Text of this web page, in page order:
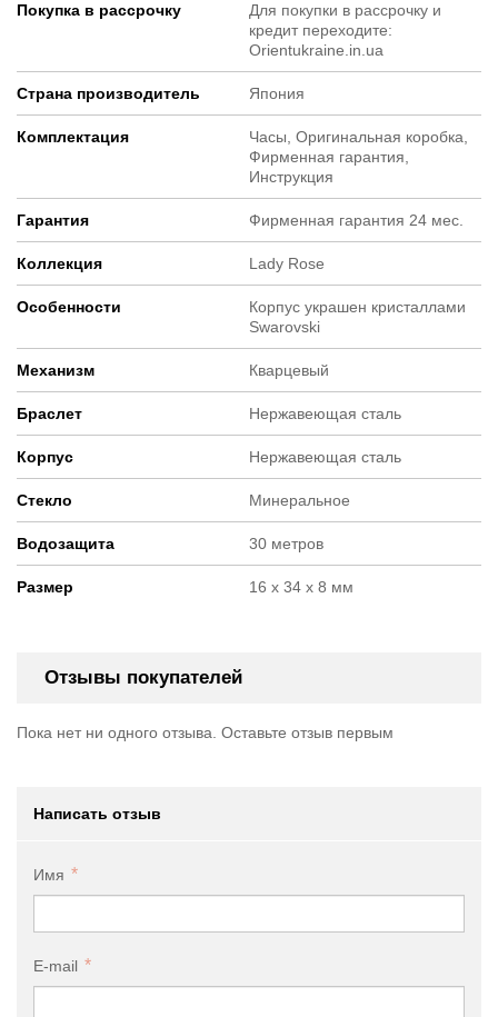
Покупка в рассрочку
Для покупки в рассрочку и
кредит переходите:
Orientukraine.in.ua
Страна производитель Япония
Комплектация
Часы, Оригинальная коробка,
Фирменная гарантия,
Инструкция
Гарантия Фирменная гарантия 24 мес.
Коллекция Lady Rose
Особенности
Корпус украшен кристаллами
Swarovski
Механизм Кварцевый
Браслет Нержавеющая сталь
Корпус Нержавеющая сталь
Стекло Минеральное
Водозащита 30 метров
Размер 16 х 34 х 8 мм
Отзывы покупателей
Пока нет ни одного отзыва. Оставьте отзыв первым
Написать отзыв
Имя
E-mail